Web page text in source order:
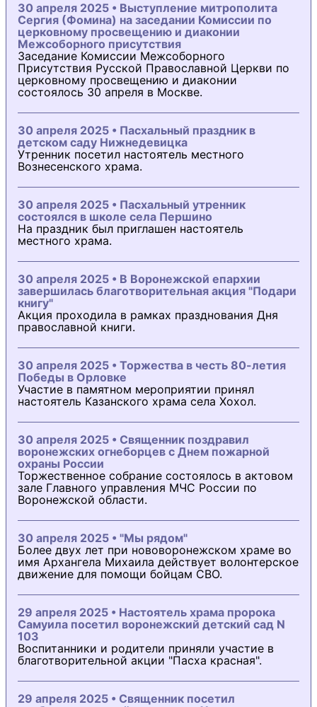
30 апреля 2025 • Выступление митрополита
Сергия (Фомина) на заседании Комиссии по
церковному просвещению и диаконии
Межсоборного присутствия
Заседание Комиссии Межсоборного
Присутствия Русской Православной Церкви по
церковному просвещению и диаконии
состоялось 30 апреля в Москве.
30 апреля 2025 • Пасхальный праздник в
детском саду Нижнедевицка
Утренник посетил настоятель местного
Вознесенского храма.
30 апреля 2025 • Пасхальный утренник
состоялся в школе села Першино
На праздник был приглашен настоятель
местного храма.
30 апреля 2025 • В Воронежской епархии
завершилась благотворительная акция "Подари
книгу"
Акция проходила в рамках празднования Дня
православной книги.
30 апреля 2025 • Торжества в честь 80-летия
Победы в Орловке
Участие в памятном мероприятии принял
настоятель Казанского храма села Хохол.
30 апреля 2025 • Священник поздравил
воронежских огнеборцев с Днем пожарной
охраны России
Торжественное собрание состоялось в актовом
зале Главного управления МЧС России по
Воронежской области.
30 апреля 2025 • "Мы рядом"
Более двух лет при нововоронежском храме во
имя Архангела Михаила действует волонтерское
движение для помощи бойцам СВО.
29 апреля 2025 • Настоятель храма пророка
Самуила посетил воронежский детский сад N
103
Воспитанники и родители приняли участие в
благотворительной акции "Пасха красная".
29 апреля 2025 • Священник посетил